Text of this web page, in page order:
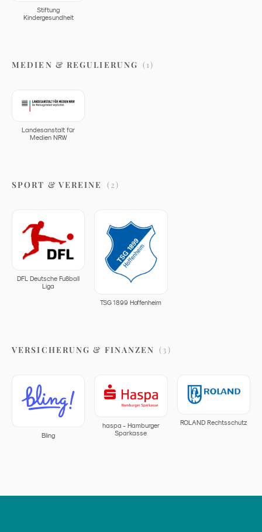
Stiftung
Kindergesundheit
MEDIEN & REGULIERUNG (1)
Landesanstalt für
Medien NRW
SPORT & VEREINE (2)
DFL Deutsche Fußball
Liga
TSG 1899 Hoffenheim
VERSICHERUNG & FINANZEN (3)
Bling
haspa - Hamburger
Sparkasse
ROLAND Rechtsschutz